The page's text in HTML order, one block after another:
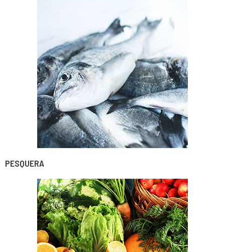
PESQUERA